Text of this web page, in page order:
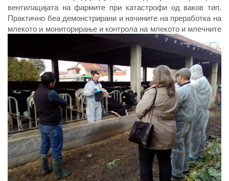
вентилацијата на фармите при катастрофи од ваков тип.
Практично беа демонстрирани и начините на преработка на
млекото и мониторирање и контрола на млекото и млечните